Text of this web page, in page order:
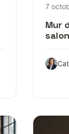
7
Mur